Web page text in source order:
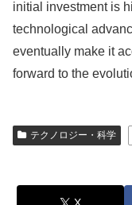
initial investment is
technological
eventually make it
forward to the
テクノロジー・科学